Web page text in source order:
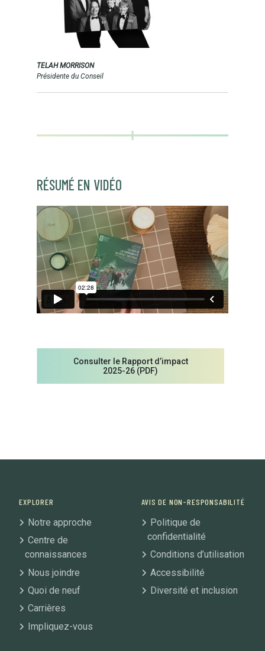
TELAH MORRISON
Présidente du Conseil
RÉSUMÉ EN VIDÉO
Consulter le Rapport d’impact
2025-26 (PDF)
EXPLORER
Notre approche
Centre de
connaissances
Nous joindre
Quoi de neuf
Carrières
Impliquez-vous
AVIS DE NON-RESPONSABILITÉ
Politique de
confidentialité
Conditions d’utilisation
Accessibilité
Diversité et inclusion